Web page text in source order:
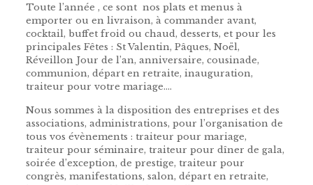
Toute l’année , ce sont nos plats et menus à
emporter ou en livraison, à commander avant,
cocktail, buffet froid ou chaud, desserts, et pour les
principales Fêtes : St Valentin, Pâques, Noël,
Réveillon Jour de l’an, anniversaire, cousinade,
communion, départ en retraite, inauguration,
traiteur pour votre mariage….
Nous sommes à la disposition des entreprises et des
associations, administrations, pour l’organisation de
tous vos évènements : traiteur pour mariage,
traiteur pour séminaire, traiteur pour dîner de gala,
soirée d’exception, de prestige, traiteur pour
congrès, manifestations, salon, départ en retraite,